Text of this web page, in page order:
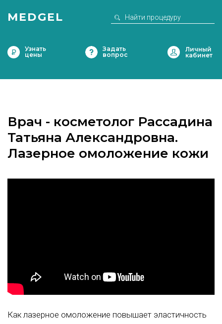
MEDGEL
Узнать
цены
Задать
вопрос
Врач - косметолог Рассадина
Татьяна Александровна.
Лазерное омоложение кожи
Как лазерное омоложение повышает эластичность